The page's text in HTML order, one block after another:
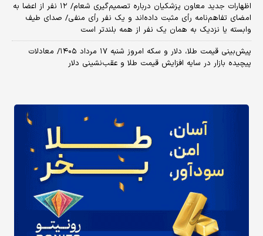
اظهارات جدید معاون پزشکیان درباره تصمیم‌گیری شعام/ ۱۲ نفر از اعضا به
امضای تفاهم‌نامه رأی مثبت داده‌اند و یک نفر رأی منفی/ صدای طیف
وابسته یا نزدیک به همان یک نفر از همه بلندتر است
پیش‌بینی قیمت طلا، دلار و سکه امروز شنبه ۱۷ مرداد ۱۴۰۵/ معادلات
پیچیده بازار در سایه افزایش قیمت طلا و عقب‌نشینی دلار